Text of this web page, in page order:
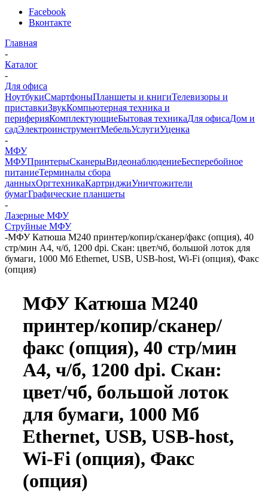
Facebook
Вконтакте
Главная
-
Каталог
-
Для офиса
НоутбукиСмартфоныПланшеты и книгиТелевизоры и
приставкиЗвукКомпьютерная техника и
периферияКомплектующиеБытовая техникаДля офисаДом и
садЭлектроинструментМебельУслугиУценка
-
МФУ
МФУПринтерыСканерыВидеонаблюдениеБесперебойное
питаниеТерминалы сбора
данныхОргтехникаКартриджиУничтожители
бумагГрафические планшеты
-
Лазерные МФУ
Струйные МФУ
-МФУ Катюша M240 принтер/копир/сканер/факс (опция), 40
стр/мин А4, ч/б, 1200 dpi. Скан: цвет/чб, большой лоток для
бумаги, 1000 Мб Ethernet, USB, USB-host, Wi-Fi (опция), Факс
(опция)
МФУ Катюша M240
принтер/копир/сканер/
факс (опция), 40 стр/мин
А4, ч/б, 1200 dpi. Скан:
цвет/чб, большой лоток
для бумаги, 1000 Мб
Ethernet, USB, USB-host,
Wi-Fi (опция), Факс
(опция)